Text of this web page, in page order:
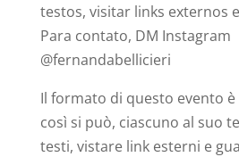
testos, visitar links externos
Para contato, DM Instagram
@fernandabellicieri
Il formato di questo evento
così si può, ciascuno al suo
testi, vistare link esterni e